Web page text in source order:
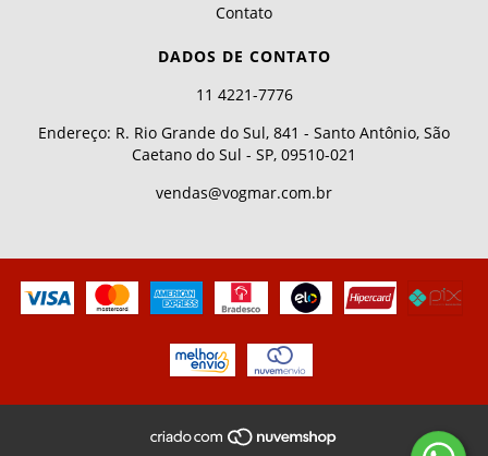
Contato
DADOS DE CONTATO
11 4221-7776
Endereço: R. Rio Grande do Sul, 841 - Santo Antônio, São
Caetano do Sul - SP, 09510-021
vendas@vogmar.com.br